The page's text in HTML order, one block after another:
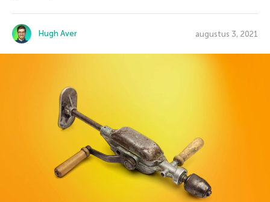
Hugh Aver augustus 3, 2021